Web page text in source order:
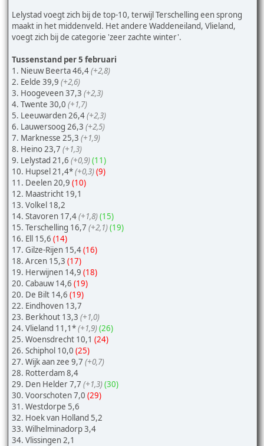
Lelystad voegt zich bij de top-10, terwijl Terschelling een sprong
maakt in het middenveld. Het andere Waddeneiland, Vlieland,
voegt zich bij de categorie 'zeer zachte winter'.
Tussenstand per 5 februari
1. Nieuw Beerta 46,4(+2,8)
2. Eelde 39,9 (+2,6)
3. Hoogeveen 37,3 (+2,3)
4. Twente 30,0 (+1,7)
5. Leeuwarden 26,4(+2,3)
6. Lauwersoog 26,3 (+2,5)
7. Marknesse 25,3 (+1,9)
8. Heino 23,7 (+1,3)
9. Lelystad 21,6 (+0,9)(11)
10. Hupsel 21,4*(+0,3)(9)
11. Deelen 20,9 (10)
12. Maastricht 19,1
13. Volkel 18,2
14. Stavoren 17,4(+1,8)(15)
15. Terschelling 16,7 (+2,1)(19)
16. Ell 15,6 (14)
17. Gilze-Rijen 15,4(16)
18. Arcen 15,3 (17)
19. Herwijnen 14,9 (18)
20. Cabauw 14,6 (19)
20. De Bilt 14,6 (19)
22. Eindhoven 13,7
23. Berkhout 13,3 (+1,0)
24. Vlieland 11,1*(+1,9)(26)
25. Woensdrecht 10,1 (24)
26. Schiphol 10,0 (25)
27. Wijk aan zee 9,7 (+0,7)
28. Rotterdam 8,4
29. Den Helder 7,7 (+1,3)(30)
30. Voorschoten 7,0 (29)
31. Westdorpe 5,6
32. Hoek van Holland 5,2
33. Wilhelminadorp 3,4
34. Vlissingen 2,1